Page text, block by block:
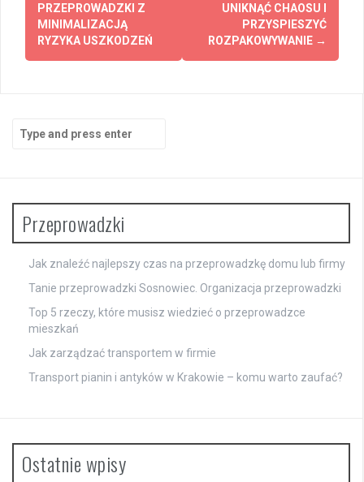
PRZEPROWADZKI Z
MINIMALIZACJĄ
RYZYKA USZKODZEŃ
UNIKNĄĆ CHAOSU I
PRZYSPIESZYĆ
ROZPAKOWYWANIE →
Search
for:
Przeprowadzki
Jak znaleźć najlepszy czas na przeprowadzkę domu lub firmy
Tanie przeprowadzki Sosnowiec. Organizacja przeprowadzki
Top 5 rzeczy, które musisz wiedzieć o przeprowadzce
mieszkań
Jak zarządzać transportem w firmie
Transport pianin i antyków w Krakowie – komu warto zaufać?
Ostatnie wpisy